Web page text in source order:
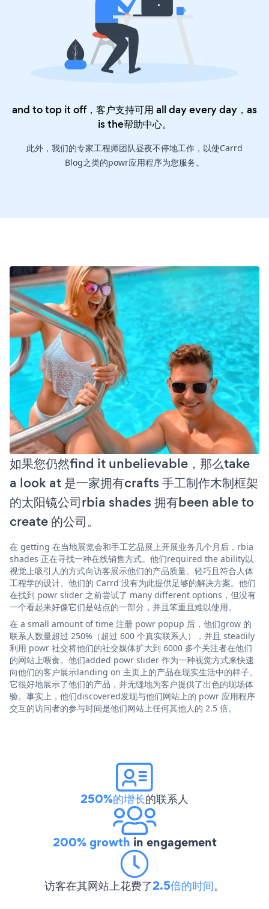
and to top it off，客户支持可用 all day every day，as
is the帮助中心。
此外，我们的专家工程师团队昼夜不停地工作，以使Carrd
Blog之类的powr应用程序为您服务。
如果您仍然find it unbelievable，那么take
a look at 是一家拥有crafts 手工制作木制框架
的太阳镜公司rbia shades 拥有been able to
create 的公司。
在 getting 在当地展览会和手工艺品展上开展业务几个月后，rbia
shades 正在寻找一种在线销售方式。他们required the ability以
视觉上吸引人的方式向访客展示他们的产品质量、轻巧且符合人体
工程学的设计。他们的 Carrd 没有为此提供足够的解决方案。他们
在找到 powr slider 之前尝试了 many different options，但没有
一个看起来好像它们是站点的一部分，并且笨重且难以使用。
在 a small amount of time 注册 powr popup 后，他们grow 的
联系人数量超过 250%（超过 600 个真实联系人），并且 steadily
利用 powr 社交将他们的社交媒体扩大到 6000 多个关注者在他们
的网站上喂食。他们added powr slider 作为一种视觉方式来快速
向他们的客户展示landing on 主页上的产品在现实生活中的样子。
它很好地展示了他们的产品，并无缝地为客户提供了出色的现场体
验。事实上，他们discovered发现与他们网站上的 powr 应用程序
交互的访问者的参与时间是他们网站上任何其他人的 2.5 倍。
250%的增长的联系人
200% growth in engagement
访客在其网站上花费了2.5倍的时间。